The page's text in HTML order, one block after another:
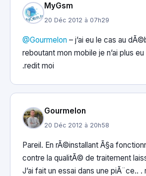
MyGsm
20 Déc 2012 à 07h29
@Gourmelon – j’ai eu le cas au
reboutant mon mobile je n’ai plus
.redit moi
Gourmelon
20 Déc 2012 à 20h58
Pareil. En rÃ©installant Ã§a
contre la qualitÃ© de traitement
J’ai fait un essai dans une piÃ¨ce..